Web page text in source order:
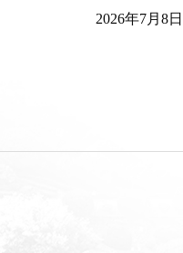
2026年7月8日